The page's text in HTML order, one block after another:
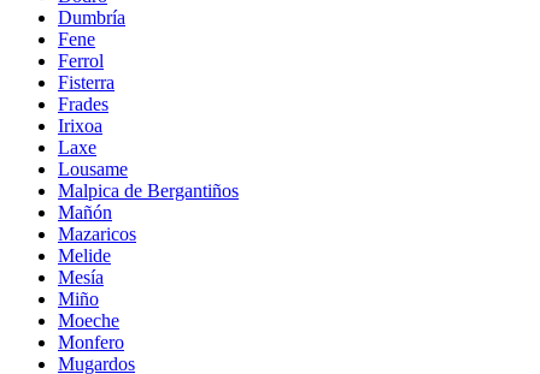
Dumbría
Fene
Ferrol
Fisterra
Frades
Irixoa
Laxe
Lousame
Malpica de Bergantiños
Mañón
Mazaricos
Melide
Mesía
Miño
Moeche
Monfero
Mugardos